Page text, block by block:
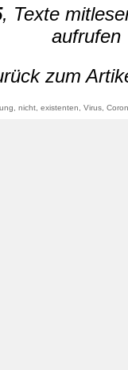
, Texte
aufrufen
zum
nicht, existenten, Virus,